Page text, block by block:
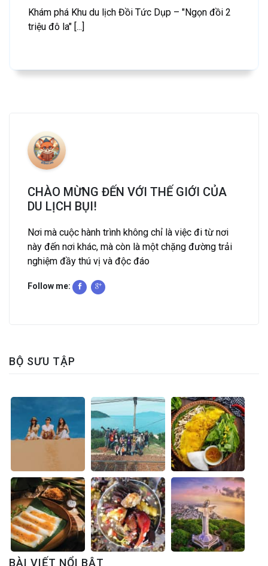
Khám phá Khu du lịch Đồi Tức Dụp – "Ngọn đồi 2
triệu đô la" [...]
CHÀO MỪNG ĐẾN VỚI THẾ GIỚI CỦA
DU LỊCH BỤI!
Nơi mà cuộc hành trình không chỉ là việc đi từ nơi
này đến nơi khác, mà còn là một chặng đường trải
nghiệm đầy thú vị và độc đáo
Follow me:
BỘ SƯU TẬP
BÀI VIẾT NỔI BẬT